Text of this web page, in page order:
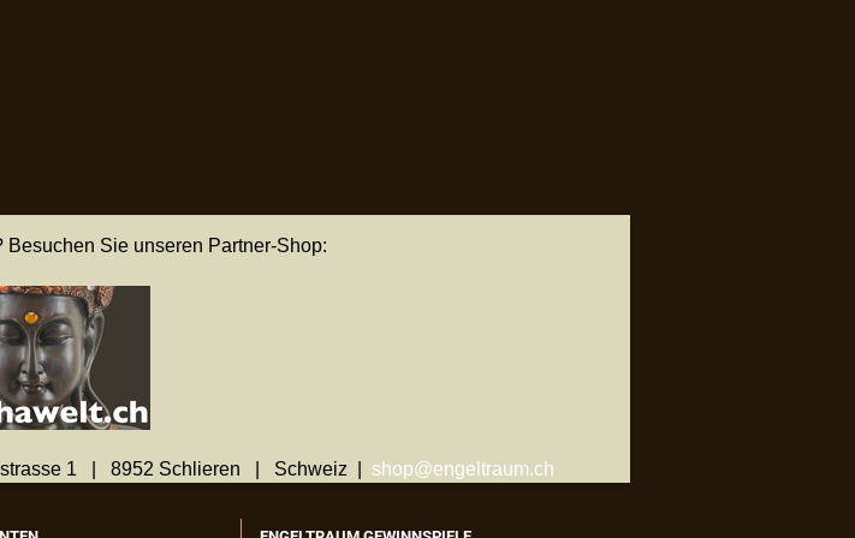
Sie unseren Partner-Shop:
1 | 8952 Schlieren | Schweiz | shop@engeltraum.ch